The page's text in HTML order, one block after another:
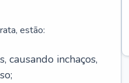
estão:
causando inchaços,